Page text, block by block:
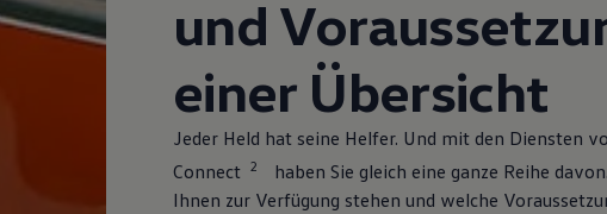
und
einer Übersicht
Jeder Held hat seine Helfer. Und mit den Diensten
Connect
2
haben Sie gleich eine ganze Reihe
Ihnen zur Verfügung stehen und welche